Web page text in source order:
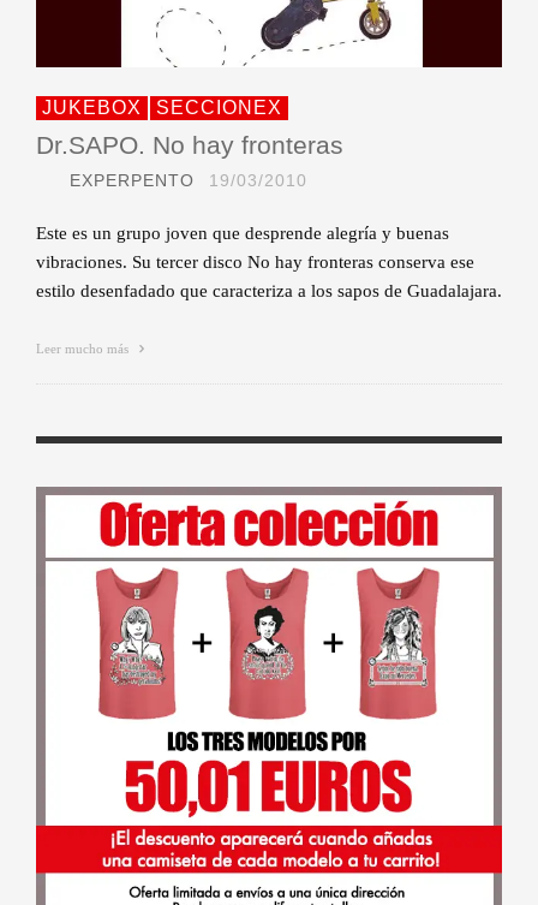
JUKEBOX SECCIONEX
Dr.SAPO. No hay fronteras
EXPERPENTO 19/03/2010
Este es un grupo joven que desprende alegría y buenas
vibraciones. Su tercer disco No hay fronteras conserva ese
estilo desenfadado que caracteriza a los sapos de Guadalajara.
Leer mucho más